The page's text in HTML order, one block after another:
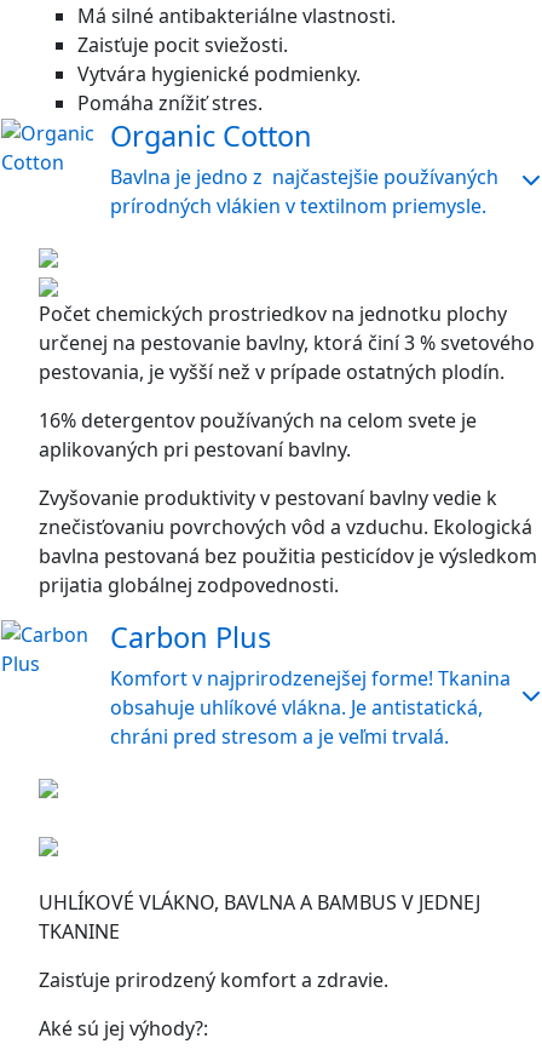
Má silné antibakteriálne vlastnosti.
Zaisťuje pocit sviežosti.
Vytvára hygienické podmienky.
Pomáha znížiť stres.
Organic Cotton
Bavlna je jedno z najčastejšie používaných
prírodných vlákien v textilnom priemysle.
Počet chemických prostriedkov na jednotku plochy
určenej na pestovanie bavlny, ktorá činí 3 % svetového
pestovania, je vyšší než v prípade ostatných plodín.
16% detergentov používaných na celom svete je
aplikovaných pri pestovaní bavlny.
Zvyšovanie produktivity v pestovaní bavlny vedie k
znečisťovaniu povrchových vôd a vzduchu. Ekologická
bavlna pestovaná bez použitia pesticídov je výsledkom
prijatia globálnej zodpovednosti.
Carbon Plus
Komfort v najprirodzenejšej forme! Tkanina
obsahuje uhlíkové vlákna. Je antistatická,
chráni pred stresom a je veľmi trvalá.
UHLÍKOVÉ VLÁKNO, BAVLNA A BAMBUS V JEDNEJ
TKANINE
Zaisťuje prirodzený komfort a zdravie.
Aké sú jej výhody?: